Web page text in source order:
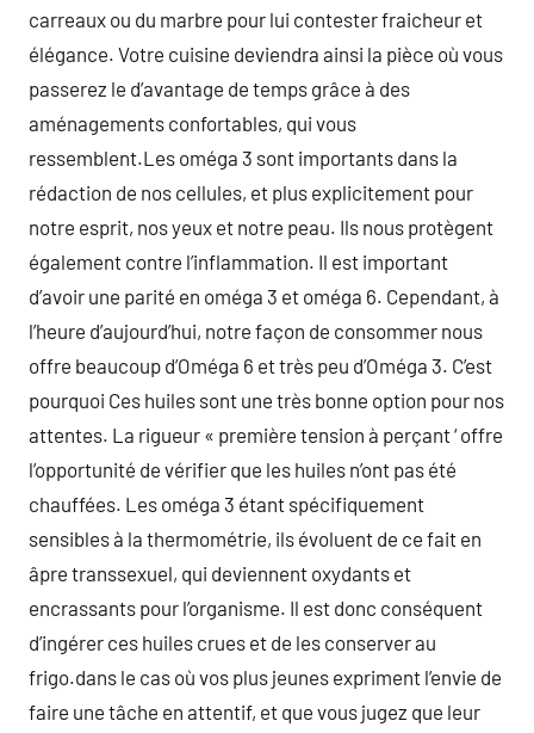
carreaux ou du marbre pour lui contester fraicheur et
élégance. Votre cuisine deviendra ainsi la pièce où vous
passerez le d’avantage de temps grâce à des
aménagements confortables, qui vous
ressemblent.Les oméga 3 sont importants dans la
rédaction de nos cellules, et plus explicitement pour
notre esprit, nos yeux et notre peau. Ils nous protègent
également contre l’inflammation. Il est important
d’avoir une parité en oméga 3 et oméga 6. Cependant, à
l’heure d’aujourd’hui, notre façon de consommer nous
offre beaucoup d’Oméga 6 et très peu d’Oméga 3. C’est
pourquoi Ces huiles sont une très bonne option pour nos
attentes. La rigueur « première tension à perçant ‘ offre
l’opportunité de vérifier que les huiles n’ont pas été
chauffées. Les oméga 3 étant spécifiquement
sensibles à la thermométrie, ils évoluent de ce fait en
âpre transsexuel, qui deviennent oxydants et
encrassants pour l’organisme. Il est donc conséquent
d’ingérer ces huiles crues et de les conserver au
frigo.dans le cas où vos plus jeunes expriment l’envie de
faire une tâche en attentif, et que vous jugez que leur